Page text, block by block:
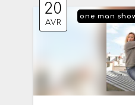
20
AVR
one man